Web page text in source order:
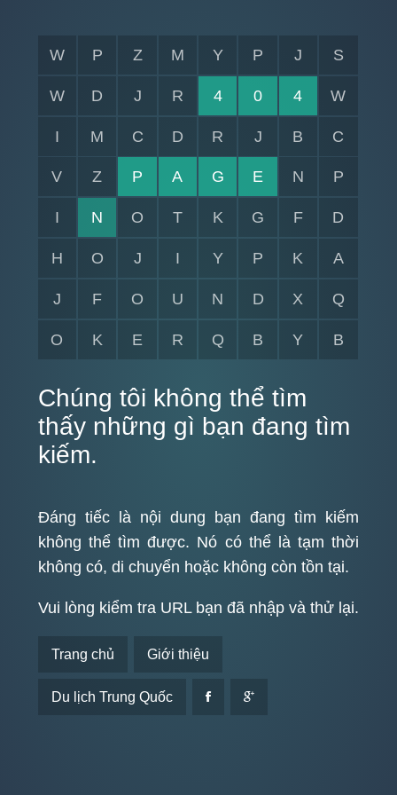
W P Z M Y P J S
W D J R 4 0 4 W
I M C D R J B C
V Z P A G E N P
I N O T K G F D
H O J I Y P K A
J F O U N D X Q
O K E R Q B Y B
Chúng tôi không thể tìm
thấy những gì bạn đang tìm
kiếm.
Đáng tiếc là nội dung bạn đang tìm kiếm
không thể tìm được. Nó có thể là tạm thời
không có, di chuyển hoặc không còn tồn tại.
Vui lòng kiểm tra URL bạn đã nhập và thử lại.
Trang chủ Giới thiệu
Du lịch Trung Quốc